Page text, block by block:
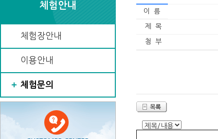
체험안내
체험장안내
이용안내
체험문의
이 름
제 목
첨 부